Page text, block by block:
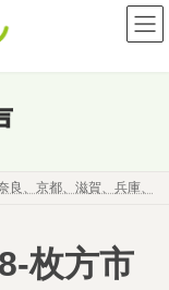
良、京都、滋賀、兵庫、
枚方市